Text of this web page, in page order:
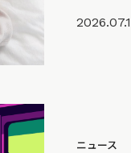
ニュース